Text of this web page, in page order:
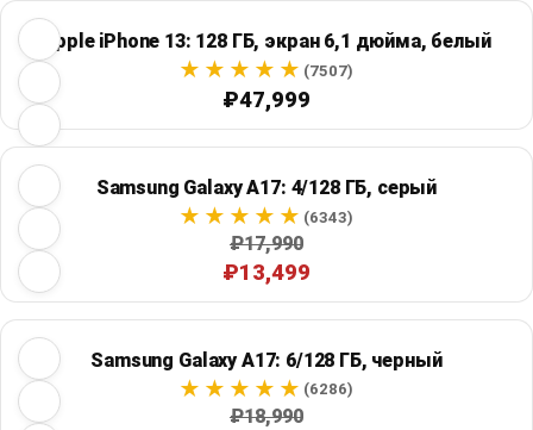
Apple iPhone 13: 128 ГБ, экран 6,1 дюйма, белый
(7507)
₽47,999
Samsung Galaxy A17: 4/128 ГБ, серый
(6343)
₽17,990
₽13,499
Samsung Galaxy A17: 6/128 ГБ, черный
(6286)
₽18,990